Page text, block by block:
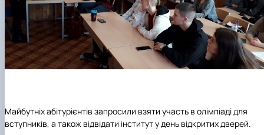
Майбутніх абітурієнтів запросили взяти участь в олімпіаді для
вступників, а також відвідати інститут у день відкритих дверей.